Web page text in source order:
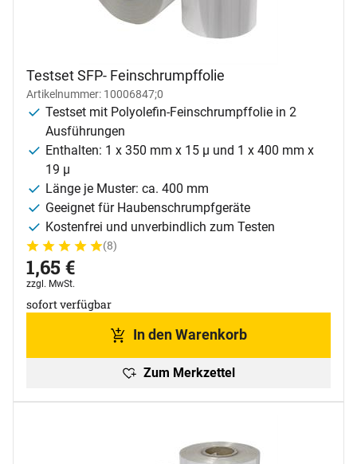
Testset SFP- Feinschrumpffolie
Artikelnummer: 10006847;0
Testset mit Polyolefin-Feinschrumpffolie in 2
Ausführungen
Enthalten: 1 x 350 mm x 15 µ und 1 x 400 mm x
19 µ
Länge je Muster: ca. 400 mm
Geeignet für Haubenschrumpfgeräte
Kostenfrei und unverbindlich zum Testen
Bewertung: 5 von 5 (8 Bewertungen)
8 Bewertungen
(8)
1,65€
Steuerhinweis:
zzgl. MwSt.
sofort verfügbar
In den Warenkorb
Zum Merkzettel